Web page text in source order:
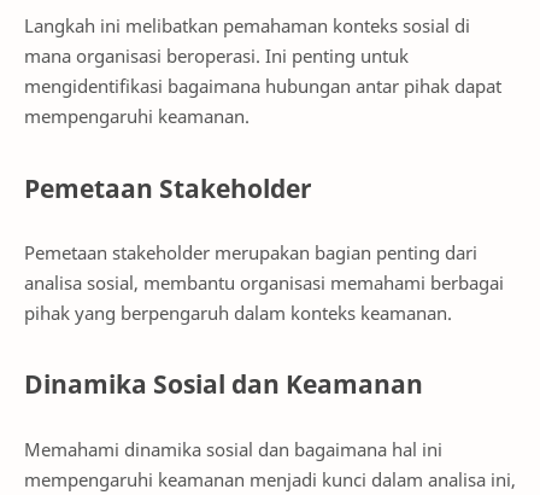
Langkah ini melibatkan pemahaman konteks sosial di
mana organisasi beroperasi. Ini penting untuk
mengidentifikasi bagaimana hubungan antar pihak dapat
mempengaruhi keamanan.
Pemetaan Stakeholder
Pemetaan stakeholder merupakan bagian penting dari
analisa sosial, membantu organisasi memahami berbagai
pihak yang berpengaruh dalam konteks keamanan.
Dinamika Sosial dan Keamanan
Memahami dinamika sosial dan bagaimana hal ini
mempengaruhi keamanan menjadi kunci dalam analisa ini,